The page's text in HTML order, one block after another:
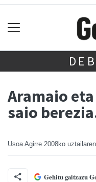
Aramaio
saio
Usoa Agirre 2008ko
Gehitu gaitzazu